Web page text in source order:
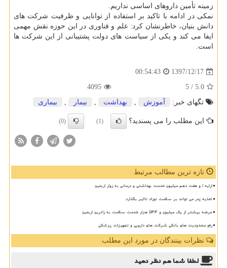
زمینه تأمین داروهای اساسی نداریم.
نمكی در ادامه با تاكید بر استفاده از توانایی و ظرفیت شركت های
دانش بنیان، خاطرنشان كرد: علم و فناوری در این حوزه نقش مهمی
ایفا می كند و یكی از سیاست های دولت پشتیبانی از این شركت ها
است.
1397/12/17
00:54:43
5.0
/ 5
4095
تگهای خبر:
آموزش , بهداشت , بیمار , بیماری
این مطلب را می پسندید؟ (1)
(0)
تازه ترین مطالب مرتبط
ارایه ۱ و هفت دهم میلیون خدمت بهداشتی و درمانی به زوار اربعین
تغذیه پدر می تواند بر سلامت نوزاد تاثیر بگذارد
عرضه بیشتر از یک میلیون و ۵۴۴ هزار خدمت سلامت به زائرین اربعین
رفع محدودیت های بانکی شرکت های دارویی و تجهیزات پزشکی
نظرات بینندگان در مورد این مطلب
لطفا شما همنظر دهید